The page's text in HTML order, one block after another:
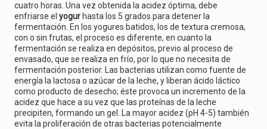
cuatro horas. Una vez obtenida la acidez óptima, debe
enfriarse el yogur hasta los 5 grados para detener la
fermentación. En los yogures batidos, los de textura cremosa,
con o sin frutas, el proceso es diferente, en cuanto la
fermentación se realiza en depósitos, previo al proceso de
envasado, que se realiza en frío, por lo que no necesita de
fermentación posterior. Las bacterias utilizan como fuente de
energía la lactosa o azúcar de la leche, y liberan ácido láctico
como producto de desecho; éste provoca un incremento de la
acidez que hace a su vez que las proteínas de la leche
precipiten, formando un gel. La mayor acidez (pH 4-5) también
evita la proliferación de otras bacterias potencialmente